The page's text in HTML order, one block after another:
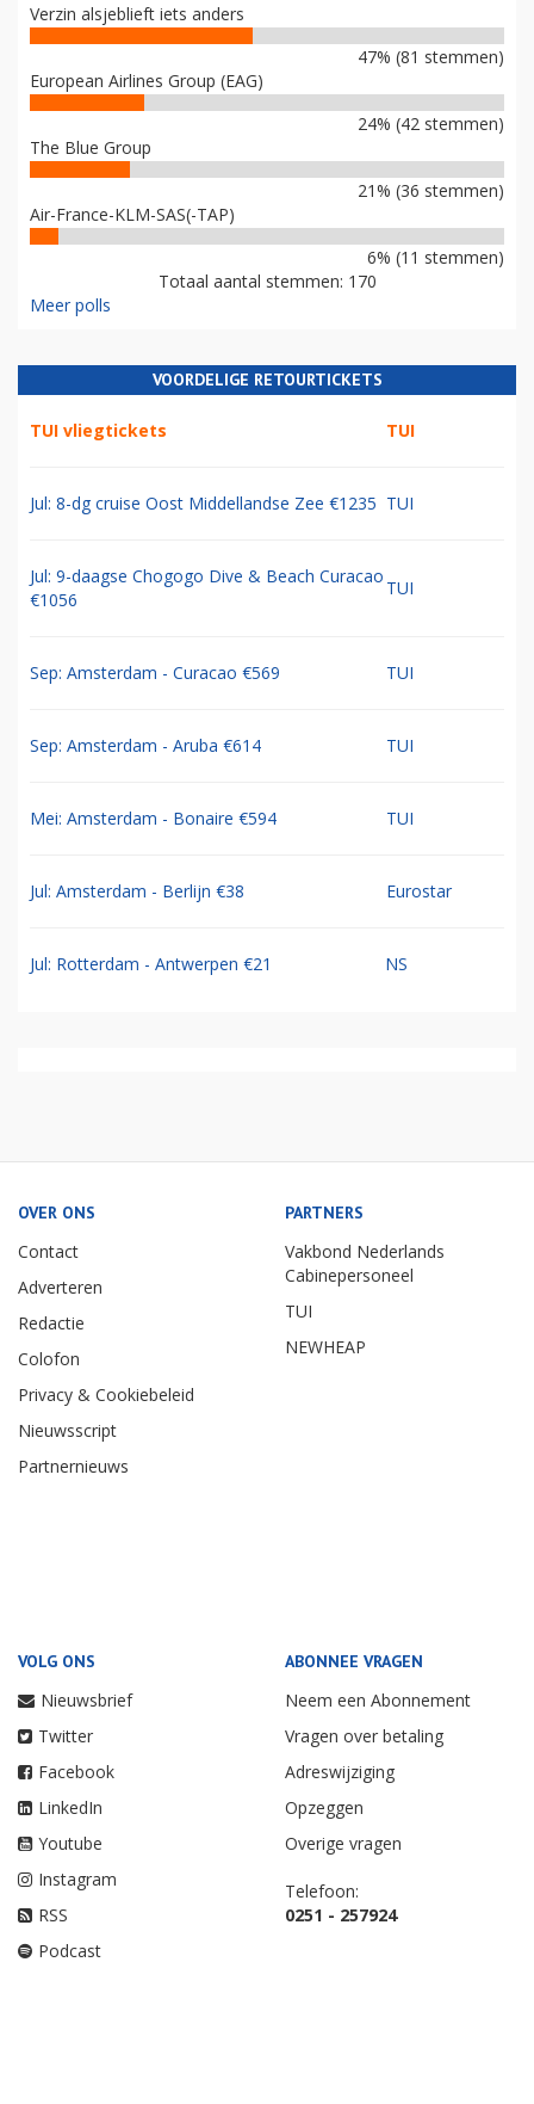
Verzin alsjeblieft iets anders
47% (81 stemmen)
European Airlines Group (EAG)
24% (42 stemmen)
The Blue Group
21% (36 stemmen)
Air-France-KLM-SAS(-TAP)
6% (11 stemmen)
Totaal aantal stemmen: 170
Meer polls
VOORDELIGE RETOURTICKETS
TUI vliegtickets TUI
Jul: 8-dg cruise Oost Middellandse Zee €1235 TUI
Jul: 9-daagse Chogogo Dive & Beach Curacao
€1056
TUI
Sep: Amsterdam - Curacao €569 TUI
Sep: Amsterdam - Aruba €614 TUI
Mei: Amsterdam - Bonaire €594 TUI
Jul: Amsterdam - Berlijn €38 Eurostar
Jul: Rotterdam - Antwerpen €21 NS
OVER ONS
Contact
Adverteren
Redactie
Colofon
Privacy & Cookiebeleid
Nieuwsscript
Partnernieuws
PARTNERS
Vakbond Nederlands
Cabinepersoneel
TUI
NEWHEAP
VOLG ONS
Nieuwsbrief
Twitter
Facebook
LinkedIn
Youtube
Instagram
RSS
Podcast
ABONNEE VRAGEN
Neem een Abonnement
Vragen over betaling
Adreswijziging
Opzeggen
Overige vragen
Telefoon:
0251 - 257924